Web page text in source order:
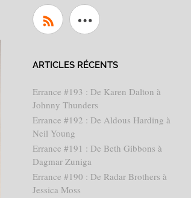
ARTICLES RÉCENTS
Errance #193 : De Karen Dalton à
Johnny Thunders
Errance #192 : De Aldous Harding à
Neil Young
Errance #191 : De Beth Gibbons à
Dagmar Zuniga
Errance #190 : De Radar Brothers à
Jessica Moss